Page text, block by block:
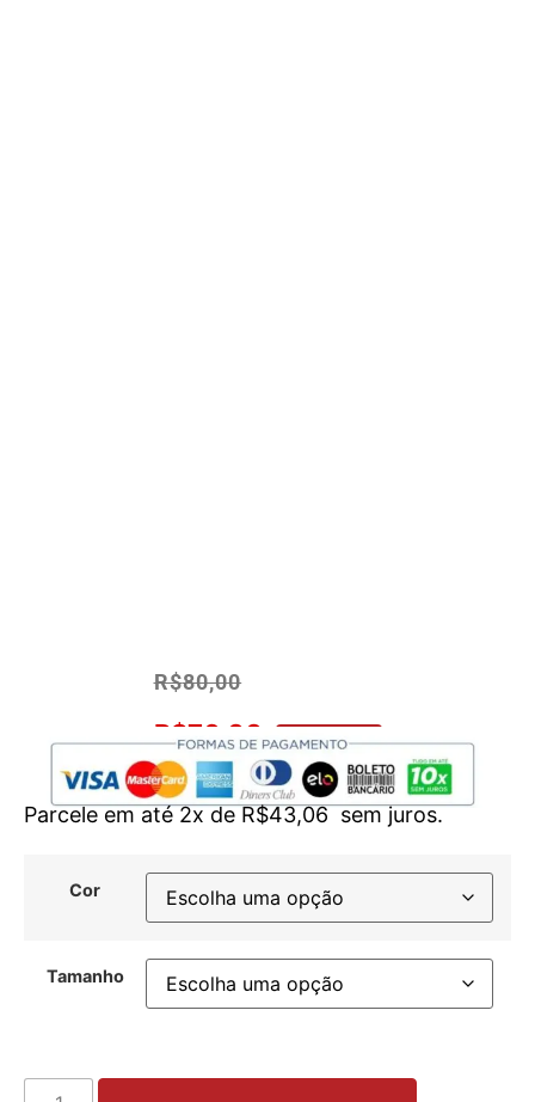
R$80,00
R$76,00 No Pix 5% OFF
Parcele em até 2x deR$43,06 sem juros.
Cor
Tamanho